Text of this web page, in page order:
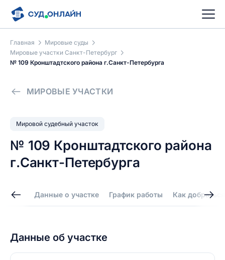
Главная
Мировые суды
Мировые участки Санкт-Петербург
№ 109 Кронштадтского района г.Санкт-Петербурга
МИРОВЫЕ УЧАСТКИ
Мировой судебный участок
№ 109 Кронштадтского района
г.Санкт-Петербурга
Данные о участке График работы Как добраться
Данные об участке